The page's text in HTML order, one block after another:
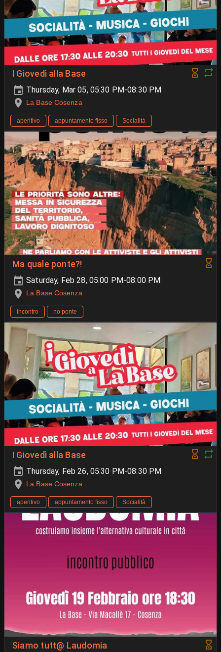
I Giovedì alla Base
Thursday, Mar 05, 05:30 PM-08:30 PM
La Base Cosenza
aperitivo appuntamento fisso Socialità
Ma quale ponte?!
Saturday, Feb 28, 05:00 PM-08:00 PM
La Base Cosenza
incontro no ponte
I Giovedì alla Base
Thursday, Feb 26, 05:30 PM-08:30 PM
La Base Cosenza
aperitivo appuntamento fisso Socialità
Siamo tutt@ Laudomia